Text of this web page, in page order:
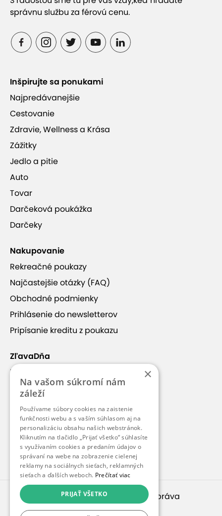
správnu službu za férovú cenu.
Inšpirujte sa ponukami
Najpredávanejšie
Cestovanie
Zdravie, Wellness a Krása
Zážitky
Jedlo a pitie
Auto
Tovar
Darčeková poukážka
Darčeky
Nakupovanie
Rekreačné poukazy
Najčastejšie otázky (FAQ)
Obchodné podmienky
Prihlásenie do newsletterov
Pripísanie kreditu z poukazu
ZľavaDňa
Náš príbeh
Kontakt
Kariéra
Blog
Pre médiá
Pre partnerov
© 2010 – 2026inspirago s. r. o.
. Všetky práva
vyhradené.
×
Na vašom súkromí nám
záleží
Používame súbory cookies na zaistenie
funkčnosti webu a s vaším súhlasom aj na
personalizáciu obsahu našich webstránok.
Kliknutím na tlačidlo „Prijať všetko“ súhlasíte
s využívaním cookies a predaním údajov o
správaní na webe na zobrazenie cielenej
reklamy na sociálnych sieťach, reklamných
sieťach a ďalších weboch. Prečítať viac
PRIJAŤ VŠETKO